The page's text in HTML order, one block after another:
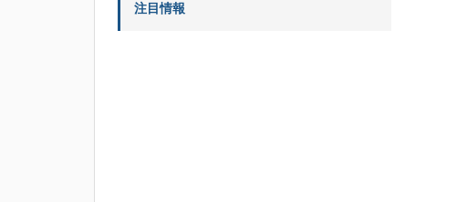
注目情報